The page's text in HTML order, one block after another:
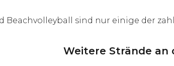
Beachvolleyball sind nur einige der
Weitere Strände an